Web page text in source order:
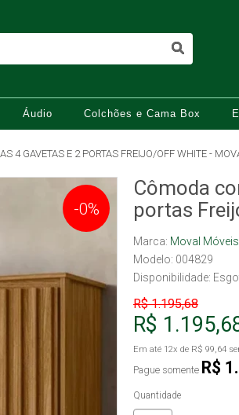
Áudio Colchões e Cama Box
4 GAVETAS E 2 PORTAS FREIJO/OFF WHITE -
-0%
Cômoda
portas
Marca: Moval Móveis
Modelo: 004829
Disponibilidade:
R$ 1.195,68
R$
Em até 12x de R$ 99,64
Pague somente R$
Quantidade